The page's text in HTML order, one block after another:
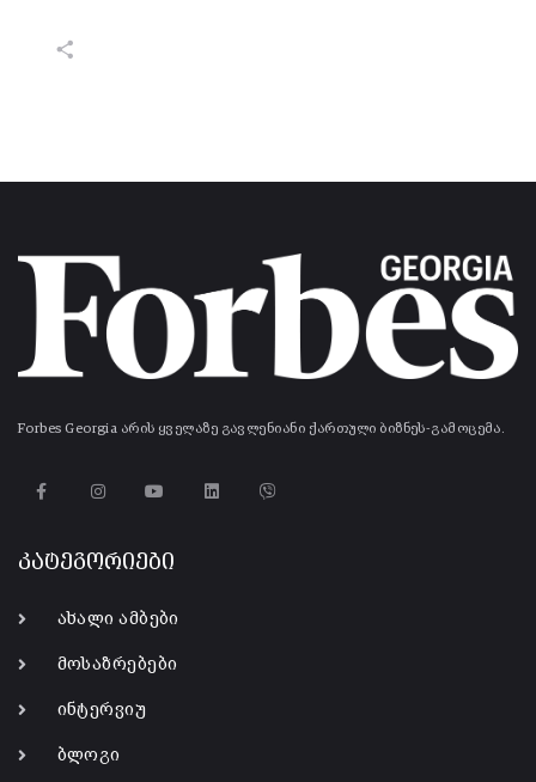
Forbes Georgia არის ყველაზე გავლენიანი ქართული ბიზნეს-გამოცემა.
კატეგორიები
ახალი ამბები
მოსაზრებები
ინტერვიუ
ბლოგი